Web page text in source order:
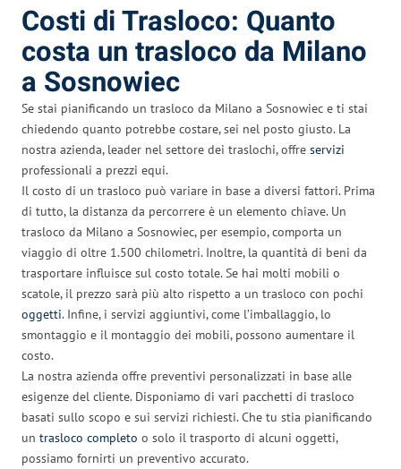
Costi di Trasloco: Quanto
costa un trasloco da Milano
a Sosnowiec
Se stai pianificando un trasloco da Milano a Sosnowiec e ti stai
chiedendo quanto potrebbe costare, sei nel posto giusto. La
nostra azienda, leader nel settore dei traslochi, offre servizi
professionali a prezzi equi.
Il costo di un trasloco può variare in base a diversi fattori. Prima
di tutto, la distanza da percorrere è un elemento chiave. Un
trasloco da Milano a Sosnowiec, per esempio, comporta un
viaggio di oltre 1.500 chilometri. Inoltre, la quantità di beni da
trasportare influisce sul costo totale. Se hai molti mobili o
scatole, il prezzo sarà più alto rispetto a un trasloco con pochi
oggetti. Infine, i servizi aggiuntivi, come l’imballaggio, lo
smontaggio e il montaggio dei mobili, possono aumentare il
costo.
La nostra azienda offre preventivi personalizzati in base alle
esigenze del cliente. Disponiamo di vari pacchetti di trasloco
basati sullo scopo e sui servizi richiesti. Che tu stia pianificando
un trasloco completo o solo il trasporto di alcuni oggetti,
possiamo fornirti un preventivo accurato.